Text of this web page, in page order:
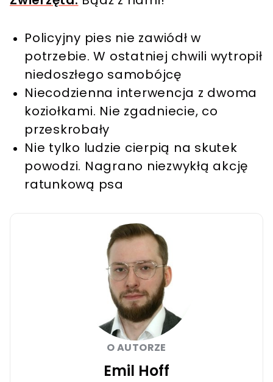
Policyjny pies nie zawiódł w
potrzebie. W ostatniej chwili wytropił
niedoszłego samobójcę
Niecodzienna interwencja z dwoma
koziołkami. Nie zgadniecie, co
przeskrobały
Nie tylko ludzie cierpią na skutek
powodzi. Nagrano niezwykłą akcję
ratunkową psa
O AUTORZE
Emil Hoff